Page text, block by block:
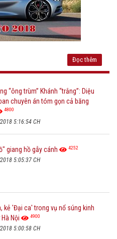
Đọc thêm
“ông trùm” Khánh “trắng”: Diệu
chuyên án tóm gọn cả băng
4800
5:16:54 CH
giang hồ gẫy cánh 4252
5:05:37 CH
kẻ 'Đại ca' trong vụ nổ súng kinh
Nội
4900
5:00:58 CH